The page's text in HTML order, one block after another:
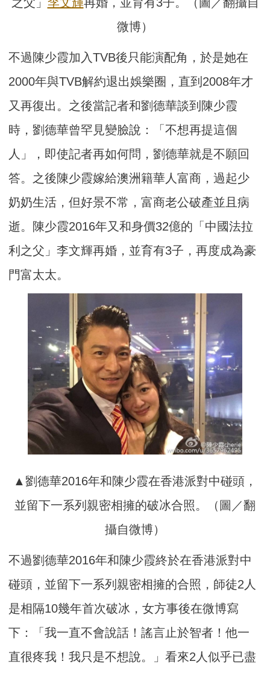
微博）
不過陳少霞加入TVB後只能演配角，於是她在
2000年與TVB解約退出娛樂圈，直到2008年才
又再復出。之後當記者和劉德華談到陳少霞
時，劉德華曾罕見變臉說：「不想再提這個
人」，即使記者再如何問，劉德華就是不願回
答。之後陳少霞嫁給澳洲籍華人富商，過起少
奶奶生活，但好景不常，富商老公破產並且病
逝。陳少霞2016年又和身價32億的「中國法拉
利之父」李文輝再婚，並育有3子，再度成為豪
門富太太。
▲劉德華2016年和陳少霞在香港派對中碰頭，
並留下一系列親密相擁的破冰合照。（圖／翻
攝自微博）
不過劉德華2016年和陳少霞終於在香港派對中
碰頭，並留下一系列親密相擁的合照，師徒2人
是相隔10幾年首次破冰，女方事後在微博寫
下：「我一直不會說話！謠言止於智者！他一
直很疼我！我只是不想說。」看來2人似乎已盡